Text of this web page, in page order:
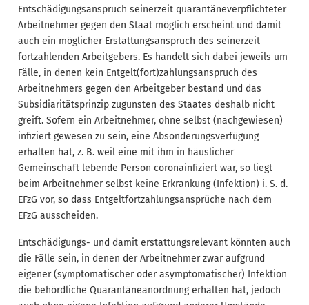
Entschädigungsanspruch seinerzeit quarantäneverpflichteter
Arbeitnehmer gegen den Staat möglich erscheint und damit
auch ein möglicher Erstattungsanspruch des seinerzeit
fortzahlenden Arbeitgebers. Es handelt sich dabei jeweils um
Fälle, in denen kein Entgelt(fort)zahlungsanspruch des
Arbeitnehmers gegen den Arbeitgeber bestand und das
Subsidiaritätsprinzip zugunsten des Staates deshalb nicht
greift. Sofern ein Arbeitnehmer, ohne selbst (nachgewiesen)
infiziert gewesen zu sein, eine Absonderungsverfügung
erhalten hat, z. B. weil eine mit ihm in häuslicher
Gemeinschaft lebende Person coronainfiziert war, so liegt
beim Arbeitnehmer selbst keine Erkrankung (Infektion) i. S. d.
EFzG vor, so dass Entgeltfortzahlungsansprüche nach dem
EFzG ausscheiden.
Entschädigungs- und damit erstattungsrelevant könnten auch
die Fälle sein, in denen der Arbeitnehmer zwar aufgrund
eigener (symptomatischer oder asymptomatischer) Infektion
die behördliche Quarantäneanordnung erhalten hat, jedoch